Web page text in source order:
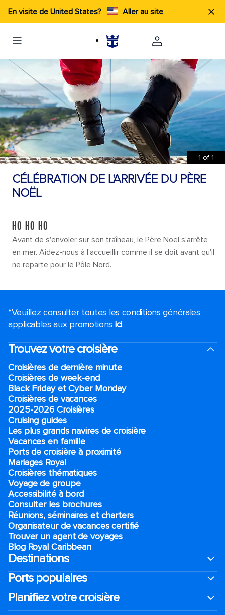
En visite de United States? Aller au site
1 of 1
CÉLÉBRATION DE L'ARRIVÉE DU PÈRE
NOËL
HO HO HO
Avant de s'envoler sur son traîneau, le Père Noël s'arrête
en mer. Aidez-nous à l'accueillir comme il se doit avant qu'il
ne reparte pour le Pôle Nord.
*Veuillez consulter toutes les conditions générales
applicables aux promotions ici.
Trouvez votre croisière
Croisières de dernière minute
Croisières de week-end
Black Friday et Cyber Monday
Croisières de vacances
2025-2026 Croisières
Cruising guides
Les plus grands navires de croisière
Vacances en famille
Ports de croisière à proximité
Mariages Royal
Croisières thématiques
Voyage de groupe​
Accessibilité à bord​
Consulter les brochures
Réunions, séminaires et charters
Organisateur de vacances certifié
Trouver un agent de voyages
Blog Royal Caribbean
Destinations
Ports populaires
Planifiez votre croisière